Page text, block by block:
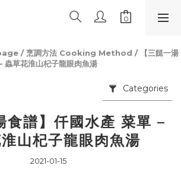
/烹調方法 Cooking Method /
【三餸一湯
蟲草花淮山杞子龍眼肉魚湯
Categories
食譜】仟國水產 菜單 –
山杞子龍眼肉魚湯
2021-01-15